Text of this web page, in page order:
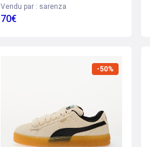
Vendu par : sarenza
70€
-50%